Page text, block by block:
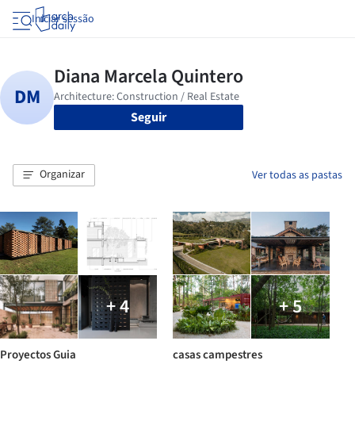
Iniciar sessão
Seguir
Organizar Ver todas as pastas
+ 4
Proyectos Guia
+ 5
casas campestres